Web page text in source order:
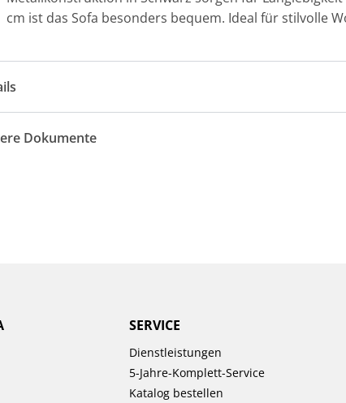
cm ist das Sofa besonders bequem. Ideal für stilvolle
Dokumente
SERVICE
Dienstleistungen
5-Jahre-Komplett-Service
Katalog bestellen